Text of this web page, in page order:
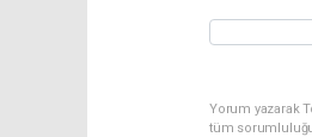
Yorum yazarak
tüm